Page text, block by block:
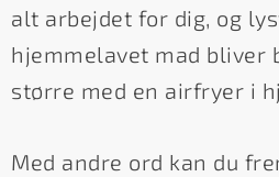
alt arbejdet for dig, og
hjemmelavet mad bliver
større med en airfryer i
Med andre ord kan du